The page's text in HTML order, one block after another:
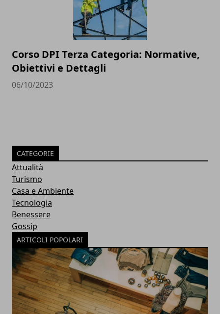
Corso DPI Terza Categoria: Normative,
Obiettivi e Dettagli
06/10/2023
CATEGORIE
Attualità
Turismo
Casa e Ambiente
Tecnologia
Benessere
Gossip
ARTICOLI POPOLARI